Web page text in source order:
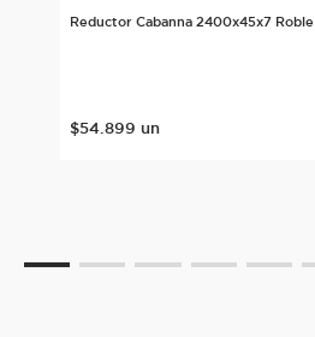
Reductor Cabanna 2400x45x7 Roble
$54.899 un